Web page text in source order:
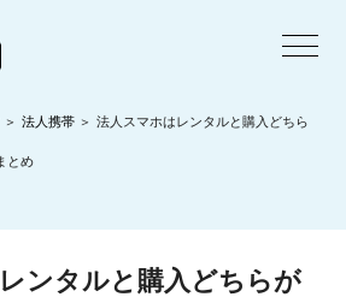
法人携帯 法人スマホはレンタルと購入どちら
とめ
ンタルと購入どちらが